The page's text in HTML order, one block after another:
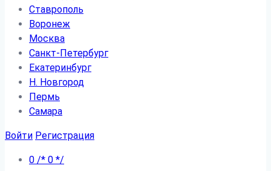
Ставрополь
Воронеж
Москва
Санкт-Петербург
Екатеринбург
Н. Новгород
Пермь
Самара
Войти Регистрация
0 /* 0 */